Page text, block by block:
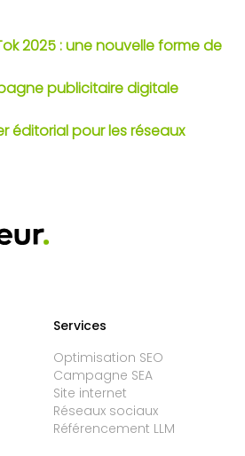
2025 : une nouvelle forme de
publicitaire digitale
éditorial pour les réseaux
Services
Optimisation SEO
Campagne SEA
Site internet
Réseaux sociaux
Référencement LLM